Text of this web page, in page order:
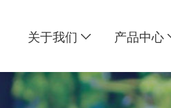
关于我们 产品中心